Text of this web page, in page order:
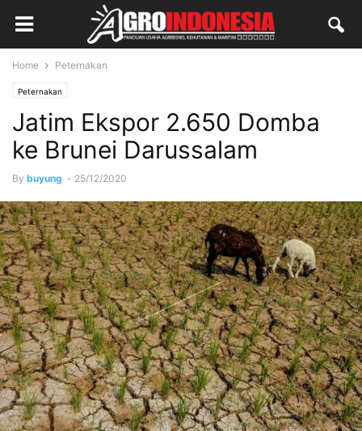
Home Peternakan
Peternakan
Jatim Ekspor 2.650 Domba
ke Brunei Darussalam
By buyung - 25/12/2020